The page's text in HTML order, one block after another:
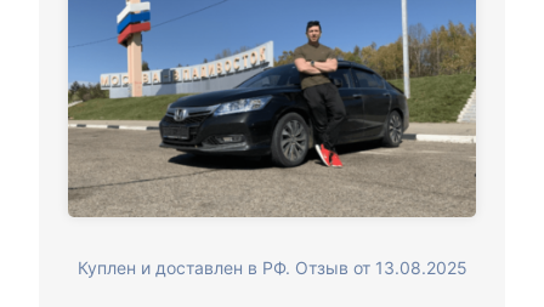
Куплен и доставлен в РФ. Отзыв от 13.08.2025